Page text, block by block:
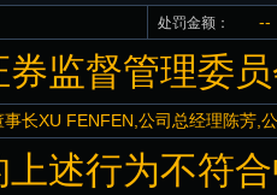
处罚金额： --
券监督管理委
长XU FENFEN,公司总经理陈芳,
上述行为不符